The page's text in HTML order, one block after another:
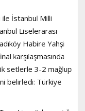
İstanbul Milli
Liselerarası
Habire Yahşi
karşılaşmasında
setlerle 3-2 mağlup
belirledi: Türkiye